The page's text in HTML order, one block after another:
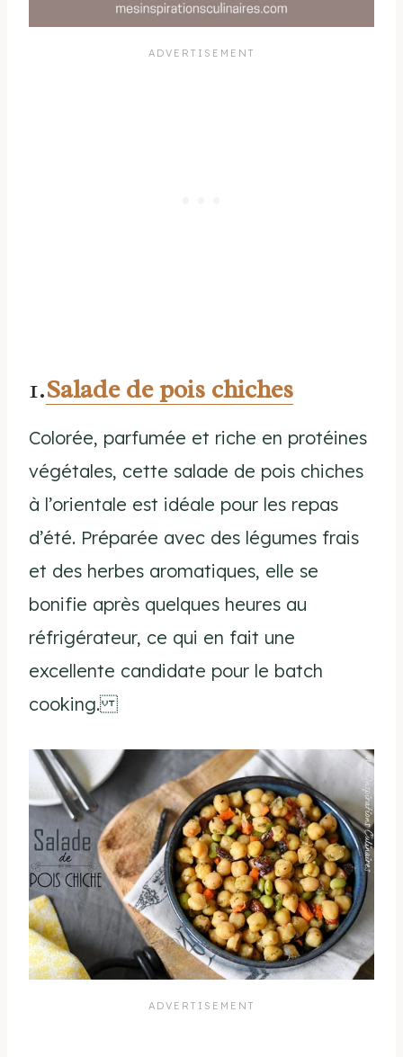
1.Salade de pois chiches
Colorée, parfumée et riche en protéines
végétales, cette salade de pois chiches
à l’orientale est idéale pour les repas
d’été. Préparée avec des légumes frais
et des herbes aromatiques, elle se
bonifie après quelques heures au
réfrigérateur, ce qui en fait une
excellente candidate pour le batch
cooking.